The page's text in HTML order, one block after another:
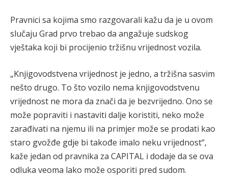
Pravnici sa kojima smo razgovarali kažu da je u ovom
slučaju Grad prvo trebao da angažuje sudskog
vještaka koji bi procijenio tržišnu vrijednost vozila.
„Knjigovodstvena vrijednost je jedno, a tržišna sasvim
nešto drugo. To što vozilo nema knjigovodstvenu
vrijednost ne mora da znači da je bezvrijedno. Ono se
može popraviti i nastaviti dalje koristiti, neko može
zarađivati na njemu ili na primjer može se prodati kao
staro gvožđe gdje bi takođe imalo neku vrijednost“,
kaže jedan od pravnika za CAPITAL i dodaje da se ova
odluka veoma lako može osporiti pred sudom.